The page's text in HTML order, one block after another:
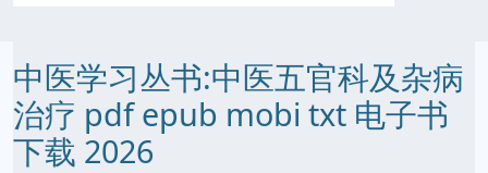
中医学习丛书:中医五官科及杂病
治疗 pdf epub mobi txt 电子书
下载 2026